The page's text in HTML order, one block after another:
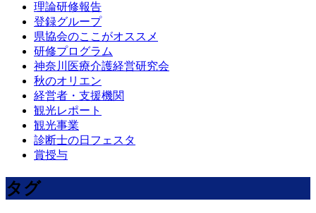
理論研修報告
登録グループ
県協会のここがオススメ
研修プログラム
神奈川医療介護経営研究会
秋のオリエン
経営者・支援機関
観光レポート
観光事業
診断士の日フェスタ
賞授与
タグ